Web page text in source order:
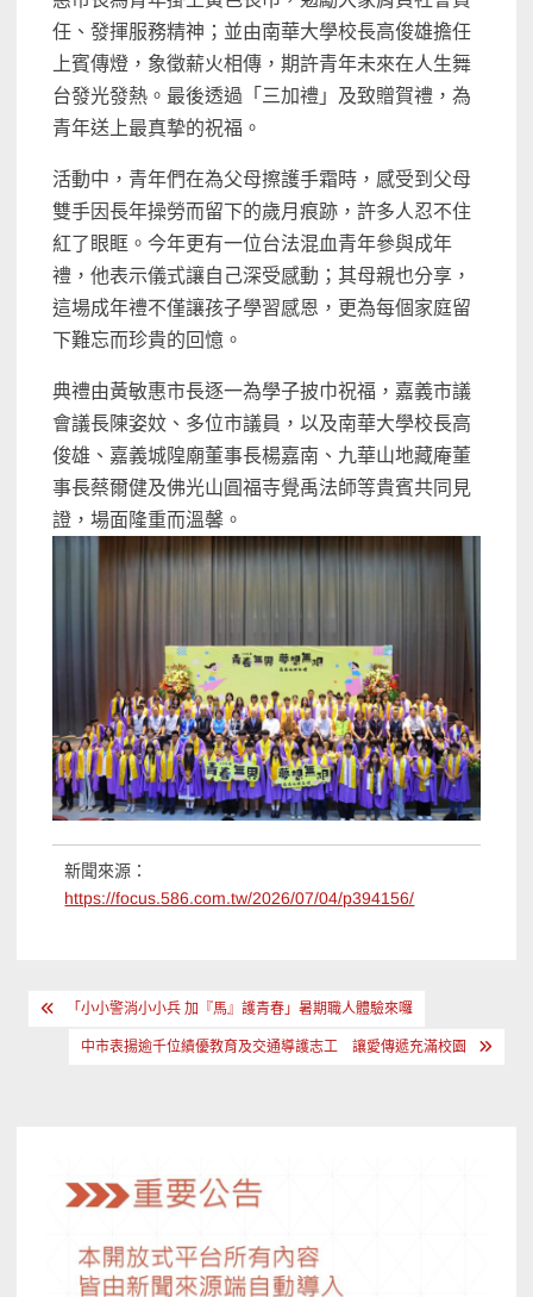
任、發揮服務精神；並由南華大學校長高俊雄擔任
上賓傳燈，象徵薪火相傳，期許青年未來在人生舞
台發光發熱。最後透過「三加禮」及致贈賀禮，為
青年送上最真摯的祝福。
活動中，青年們在為父母擦護手霜時，感受到父母
雙手因長年操勞而留下的歲月痕跡，許多人忍不住
紅了眼眶。今年更有一位台法混血青年參與成年
禮，他表示儀式讓自己深受感動；其母親也分享，
這場成年禮不僅讓孩子學習感恩，更為每個家庭留
下難忘而珍貴的回憶。
典禮由黃敏惠市長逐一為學子披巾祝福，嘉義市議
會議長陳姿妏、多位市議員，以及南華大學校長高
俊雄、嘉義城隍廟董事長楊嘉南、九華山地藏庵董
事長蔡爾健及佛光山圓福寺覺禹法師等貴賓共同見
證，場面隆重而溫馨。
新聞來源：
https://focus.586.com.tw/2026/07/04/p394156/
文 「小小警消小小兵 加『馬』護青春」暑期職人體驗來囉
中市表揚逾千位績優教育及交通導護志工 讓愛傳遞充滿校園